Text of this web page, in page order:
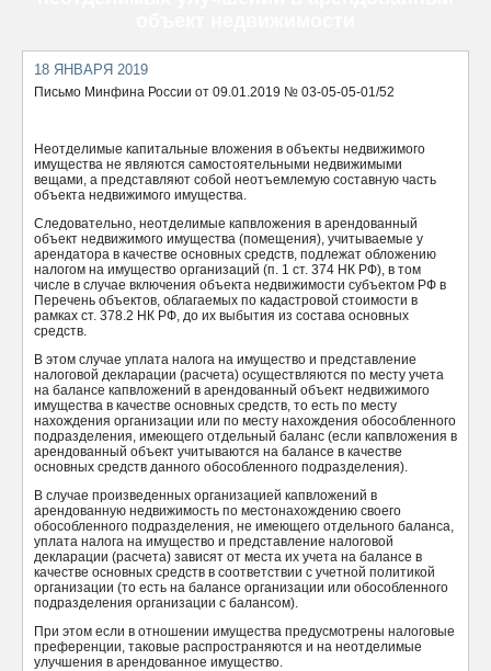
18 ЯНВАРЯ 2019
Письмо Минфина России от 09.01.2019 № 03-05-05-01/52
Неотделимые капитальные вложения в объекты недвижимого
имущества не являются самостоятельными недвижимыми
вещами, а представляют собой неотъемлемую составную часть
объекта недвижимого имущества.
Следовательно, неотделимые капвложения в арендованный
объект недвижимого имущества (помещения), учитываемые у
арендатора в качестве основных средств, подлежат обложению
налогом на имущество организаций (п. 1 ст. 374 НК РФ), в том
числе в случае включения объекта недвижимости субъектом РФ в
Перечень объектов, облагаемых по кадастровой стоимости в
рамках ст. 378.2 НК РФ, до их выбытия из состава основных
средств.
В этом случае уплата налога на имущество и представление
налоговой декларации (расчета) осуществляются по месту учета
на балансе капвложений в арендованный объект недвижимого
имущества в качестве основных средств, то есть по месту
нахождения организации или по месту нахождения обособленного
подразделения, имеющего отдельный баланс (если капвложения в
арендованный объект учитываются на балансе в качестве
основных средств данного обособленного подразделения).
В случае произведенных организацией капвложений в
арендованную недвижимость по местонахождению своего
обособленного подразделения, не имеющего отдельного баланса,
уплата налога на имущество и представление налоговой
декларации (расчета) зависят от места их учета на балансе в
качестве основных средств в соответствии с учетной политикой
организации (то есть на балансе организации или обособленного
подразделения организации с балансом).
При этом если в отношении имущества предусмотрены налоговые
преференции, таковые распространяются и на неотделимые
улучшения в арендованное имущество.